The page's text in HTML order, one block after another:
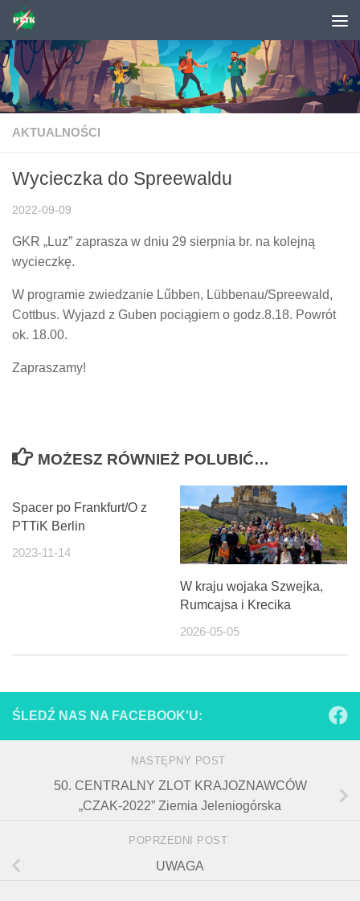
Skip to content
AKTUALNOŚCI
Wycieczka do Spreewaldu
2022-09-09
GKR „Luz” zaprasza w dniu 29 sierpnia br. na kolejną
wycieczkę.
W programie zwiedzanie Lűbben, Lübbenau/Spreewald,
Cottbus. Wyjazd z Guben pociągiem o godz.8.18. Powrót
ok. 18.00.
Zapraszamy!
MOŻESZ RÓWNIEŻ POLUBIĆ…
Spacer po Frankfurt/O z
PTTiK Berlin
2023-11-14
W kraju wojaka Szwejka,
Rumcajsa i Krecika
2026-05-05
ŚLEDŹ NAS NA FACEBOOK'U:
NASTĘPNY POST
50. CENTRALNY ZLOT KRAJOZNAWCÓW
„CZAK-2022” Ziemia Jeleniogórska
POPRZEDNI POST
UWAGA